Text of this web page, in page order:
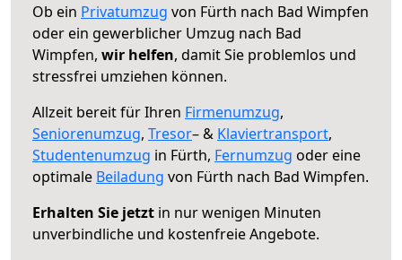
Ob ein Privatumzug von Fürth nach Bad Wimpfen
oder ein gewerblicher Umzug nach Bad
Wimpfen, wir helfen, damit Sie problemlos und
stressfrei umziehen können.
Allzeit bereit für Ihren Firmenumzug,
Seniorenumzug, Tresor– & Klaviertransport,
Studentenumzug in Fürth, Fernumzug oder eine
optimale Beiladung von Fürth nach Bad Wimpfen.
Erhalten Sie jetzt in nur wenigen Minuten
unverbindliche und kostenfreie Angebote.